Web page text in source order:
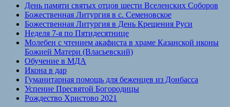
День памяти святых отцов шести Вселенских Соборов
Божественная Литургия в с. Семеновское
Божественная Литургия в День Крещения Руси
Неделя 7-я по Пятидесятнице
Молебен с чтением акафиста в храме Казанской иконы
Божией Матери (Власьевский)
Обучение в МДА
Икона в дар
Гуманитарная помощь для беженцев из Донбасса
Успение Пресвятой Богородицы
Рождество Христово 2021